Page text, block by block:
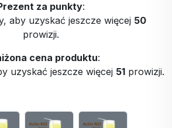
za punkty:
aby uzyskać jeszcze więcej 50
prowizji.
cena produktu:
uzyskać jeszcze więcej 51 prowizji.